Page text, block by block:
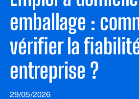
emballage :
vérifier la
entreprise ?
29/05/2026